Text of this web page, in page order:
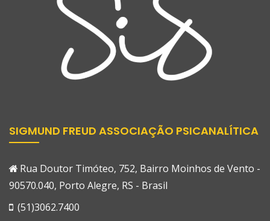
SIGMUND FREUD ASSOCIAÇÃO PSICANALÍTICA
Rua Doutor Timóteo, 752, Bairro Moinhos de Vento -
90570.040, Porto Alegre, RS - Brasil
(51)3062.7400